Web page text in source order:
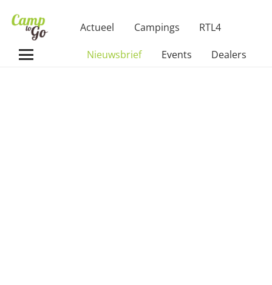
Actueel Campings RTL4
Nieuwsbrief Events Dealers